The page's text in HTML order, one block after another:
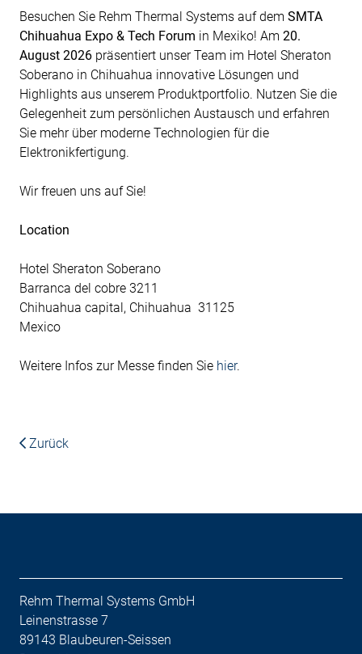
Besuchen Sie Rehm Thermal Systems auf dem SMTA
Chihuahua Expo & Tech Forum in Mexiko! Am 20.
August 2026 präsentiert unser Team im Hotel Sheraton
Soberano in Chihuahua innovative Lösungen und
Highlights aus unserem Produktportfolio. Nutzen Sie die
Gelegenheit zum persönlichen Austausch und erfahren
Sie mehr über moderne Technologien für die
Elektronikfertigung.
Wir freuen uns auf Sie!
Location
Hotel Sheraton Soberano
Barranca del cobre 3211
Chihuahua capital, Chihuahua 31125
Mexico
Weitere Infos zur Messe finden Sie hier.
Zurück
Rehm Thermal Systems GmbH
Leinenstrasse 7
89143 Blaubeuren-Seissen